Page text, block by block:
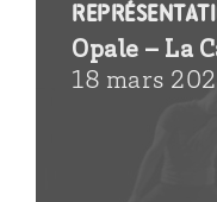
Opale – La
18 mars